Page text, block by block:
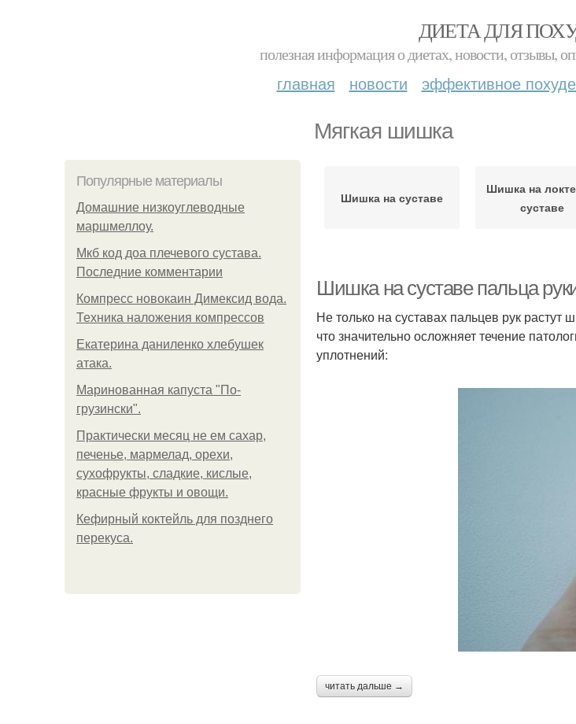
ДИЕТА ДЛЯ
полезная информация о диетах, новости, отзывы,
главная новости эффективное
Мягкая шишка
Популярные материалы
Домашние низкоуглеводные
маршмеллоу.
Мкб код доа плечевого сустава.
Последние комментарии
Компресс новокаин Димексид вода.
Техника наложения компрессов
Екатерина даниленко хлебушек
атака.
Маринованная капуста "По-
грузински".
Практически месяц не ем сахар,
печенье, мармелад, орехи,
сухофрукты, сладкие, кислые,
красные фрукты и овощи.
Кефирный коктейль для позднего
перекуса.
Шишка на суставе
Шишка на
суставе
Шишка на суставе пальца
Не только на суставах пальцев рук
что значительно осложняет течение
уплотнений:
читать дальше →